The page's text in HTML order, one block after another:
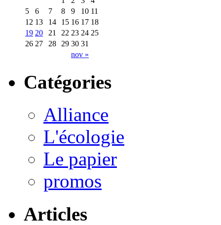
nov »
5
6 7 8 9 10 11
12 13 14 15 16 17 18
19 20 21 22 23 24 25
26 27 28 29 30 31
Catégories
Alliance
L'écologie
Le papier
promos
Articles